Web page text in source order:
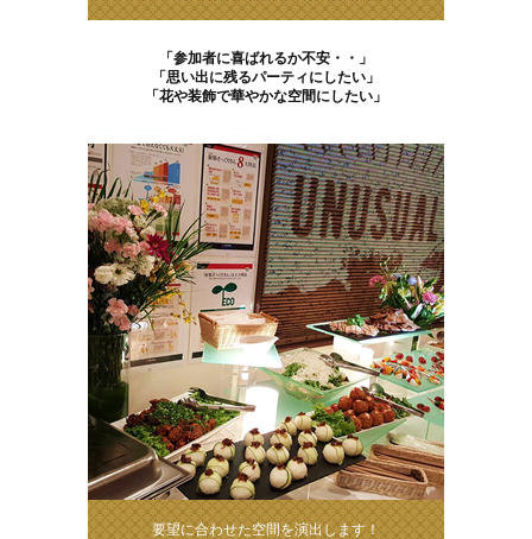
「参加者に喜ばれるか不安・・」
「思い出に残るパーティにしたい」
「花や装飾で華やかな空間にしたい」
要望に合わせた空間を演出します！